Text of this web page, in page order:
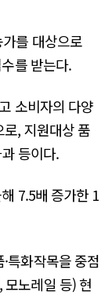
를 대상으로
를 받는다.
소비자의 다양
, 지원대상 품
등이다.
7.5배 증가한 1
특화작목을 중점
모노레일 등) 현